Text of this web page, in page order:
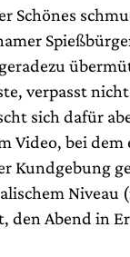
Schönes
verpasst
sich dafür
Video, bei
Kundgebung
Niveau
den Abend in